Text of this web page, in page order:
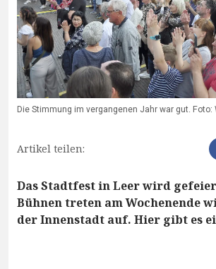
Die Stimmung im vergangenen Jahr war gut.
Artikel teilen:
Das Stadtfest in Leer wird
Bühnen treten am Wochenende
der Innenstadt auf. Hier gibt es